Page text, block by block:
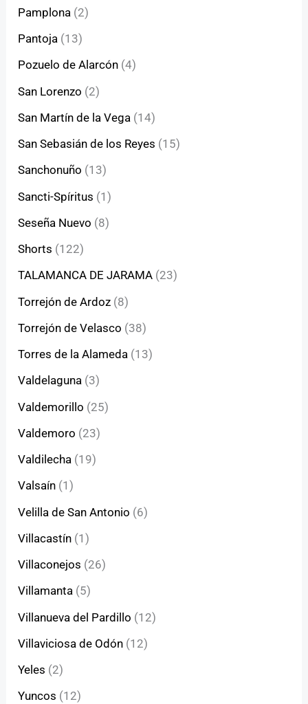
Pamplona (2)
Pantoja (13)
Pozuelo de Alarcón (4)
San Lorenzo (2)
San Martín de la Vega (14)
San Sebasián de los Reyes (15)
Sanchonuño (13)
Sancti-Spíritus (1)
Seseña Nuevo (8)
Shorts (122)
TALAMANCA DE JARAMA (23)
Torrejón de Ardoz (8)
Torrejón de Velasco (38)
Torres de la Alameda (13)
Valdelaguna (3)
Valdemorillo (25)
Valdemoro (23)
Valdilecha (19)
Valsaín (1)
Velilla de San Antonio (6)
Villacastín (1)
Villaconejos (26)
Villamanta (5)
Villanueva del Pardillo (12)
Villaviciosa de Odón (12)
Yeles (2)
Yuncos (12)